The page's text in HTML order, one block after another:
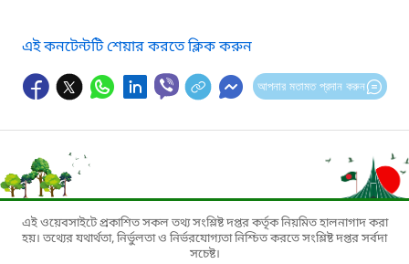
এই কনটেন্টটি শেয়ার করতে ক্লিক করুন
আপনার মতামত প্রদান করুন
এই ওয়েবসাইটে প্রকাশিত সকল তথ্য সংশ্লিষ্ট দপ্তর কর্তৃক নিয়মিত হালনাগাদ করা
হয়। তথ্যের যথার্থতা, নির্ভুলতা ও নির্ভরযোগ্যতা নিশ্চিত করতে সংশ্লিষ্ট দপ্তর সর্বদা
সচেষ্ট।